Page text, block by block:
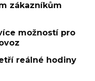
zákazníkům
možností pro
reálné hodiny